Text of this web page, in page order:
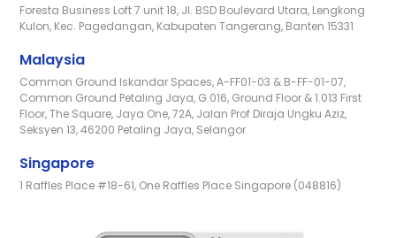
Foresta Business Loft 7 unit 18, Jl. BSD Boulevard Utara, Lengkong
Kulon, Kec. Pagedangan, Kabupaten Tangerang, Banten 15331
Malaysia
Common Ground Iskandar Spaces, A-FF01-03 & B-FF-01-07,
Common Ground Petaling Jaya, G.016, Ground Floor & 1.013 First
Floor, The Square, Jaya One, 72A, Jalan Prof Diraja Ungku Aziz,
Seksyen 13, 46200 Petaling Jaya, Selangor
Singapore
1 Raffles Place #18-61, One Raffles Place Singapore (048816)